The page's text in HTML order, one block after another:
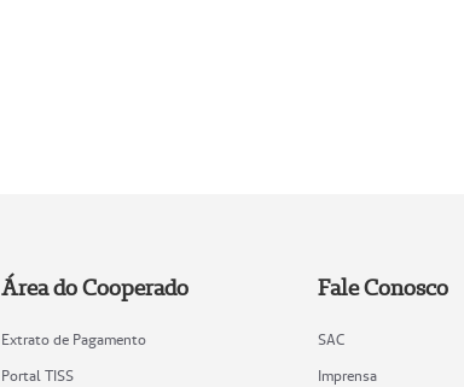
Área do Cooperado
Extrato de Pagamento
Portal TISS
Fale Conosco
SAC
Imprensa